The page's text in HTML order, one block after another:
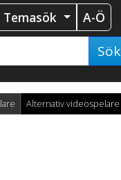
Temasök A-Ö
Sök
Alternativ videospelare